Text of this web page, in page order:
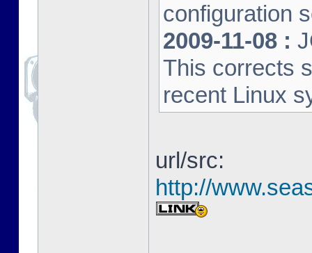
configuration
2009-11-08 :
This corrects
recent Linux
url/src:
http://